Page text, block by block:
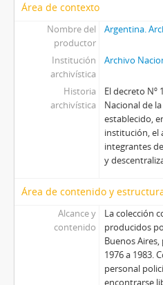
Área de contexto
Nombre del
productor
Argentina.
Institución
archivística
Archivo
Historia
archivística
El decreto Nº
Nacional de
establecido,
institución, el
integrantes
y
Área de contenido y
Alcance y
contenido
La colección
producidos
Buenos
1976 a 1983.
personal
encontrarse